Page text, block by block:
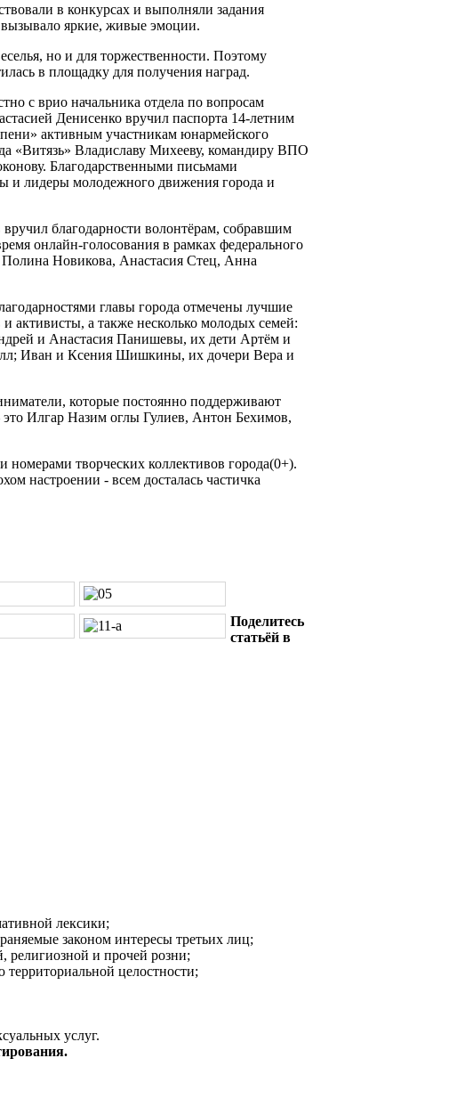
в конкурсах и выполняли задания
яркие, живые эмоции.
но и для торжественности. Поэтому
в площадку для получения наград.
с врио начальника отдела по вопросам
Денисенко вручил паспорта 14-летним
активным участникам юнармейского
«Витязь» Владиславу Михееву, командиру ВПО
Благодарственными письмами
и лидеры молодежного движения города и
благодарности волонтёрам, собравшим
онлайн-голосования в рамках федерального
Новикова, Анастасия Стец, Анна
главы города отмечены лучшие
активисты, а также несколько молодых семей:
и Анастасия Панишевы, их дети Артём и
Иван и Ксения Шишкины, их дочери Вера и
которые постоянно поддерживают
Илгар Назим оглы Гулиев, Антон Бехимов,
творческих коллективов города(0+).
настроении - всем досталась частичка
Поделитесь
статьёй в
лексики;
законом интересы третьих лиц;
религиозной и прочей розни;
целостности;
услуг.